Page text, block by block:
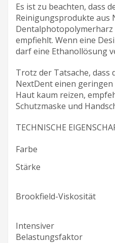
Es ist zu beachten, dass
Reinigungsprodukte aus
empfiehlt. Wenn eine
darf eine Ethanollösung
Trotz der Tatsache, dass
NextDent einen geringen
Haut kaum reizen,
Schutzmaske und
TECHNISCHE
Farbe
Stärke
Brookfield-Viskosität
Intensiver
Belastungsfaktor